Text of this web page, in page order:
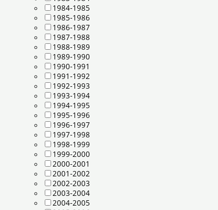
1984-1985
1985-1986
1986-1987
1987-1988
1988-1989
1989-1990
1990-1991
1991-1992
1992-1993
1993-1994
1994-1995
1995-1996
1996-1997
1997-1998
1998-1999
1999-2000
2000-2001
2001-2002
2002-2003
2003-2004
2004-2005